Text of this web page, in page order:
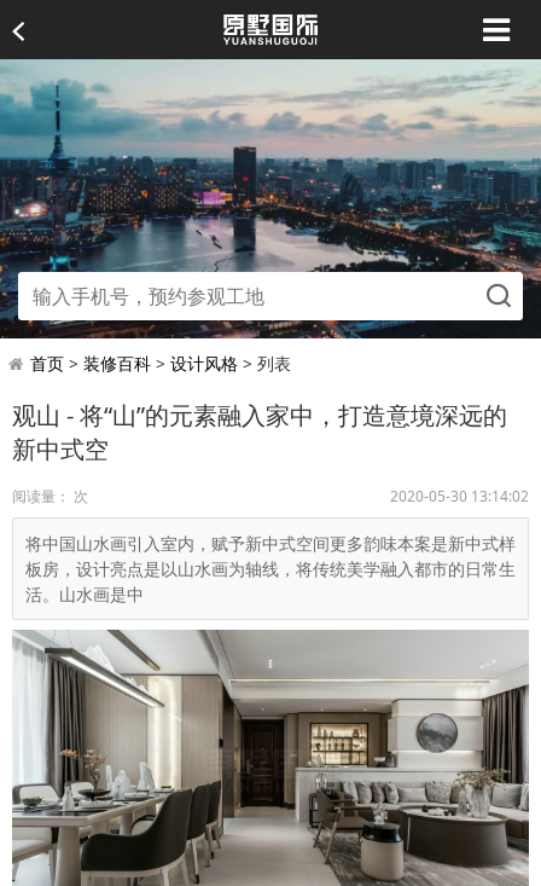
首页> 装修百科> 设计风格> 列表
观山 - 将“山”的元素融入家中，打造意境深远的
新中式空
阅读量： 次 2020-05-30 13:14:02
将中国山水画引入室内，赋予新中式空间更多韵味本案是新中式样
板房，设计亮点是以山水画为轴线，将传统美学融入都市的日常生
活。山水画是中